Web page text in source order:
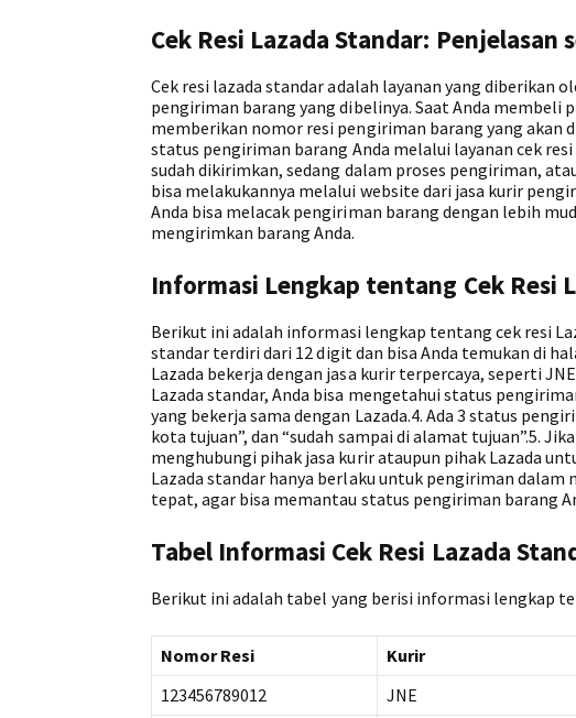
Cek Resi Lazada Standar: Penjelasan
Cek resi lazada standar adalah layanan yang diberikan
pengiriman barang yang dibelinya. Saat Anda membeli
memberikan nomor resi pengiriman barang yang akan
status pengiriman barang Anda melalui layanan cek
sudah dikirimkan, sedang dalam proses pengiriman,
bisa melakukannya melalui website dari jasa kurir
Anda bisa melacak pengiriman barang dengan lebih
mengirimkan barang Anda.
Informasi Lengkap tentang Cek Resi
Berikut ini adalah informasi lengkap tentang cek resi
standar terdiri dari 12 digit dan bisa Anda temukan di
Lazada bekerja dengan jasa kurir terpercaya, seperti
Lazada standar, Anda bisa mengetahui status
yang bekerja sama dengan Lazada.4. Ada 3 status
kota tujuan”, dan “sudah sampai di alamat tujuan”.5.
menghubungi pihak jasa kurir ataupun pihak Lazada
Lazada standar hanya berlaku untuk pengiriman dalam
tepat, agar bisa memantau status pengiriman barang
Tabel Informasi Cek Resi Lazada
Berikut ini adalah tabel yang berisi informasi lengkap
Nomor Resi Kurir
123456789012
JNE